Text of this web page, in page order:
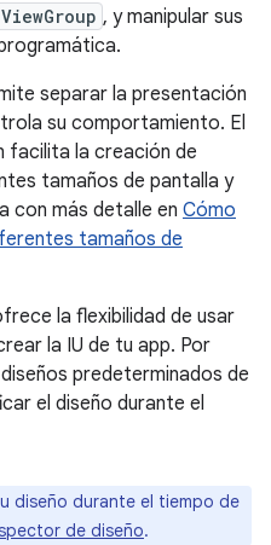
ViewGroup , y manipular sus
separar la presentación
su comportamiento. El
facilita la creación de
tamaños de pantalla y
con más detalle en Cómo
tamaños de
la flexibilidad de usar
la IU de tu app. Por
predeterminados de
el diseño durante el
diseño durante el tiempo de
de diseño.